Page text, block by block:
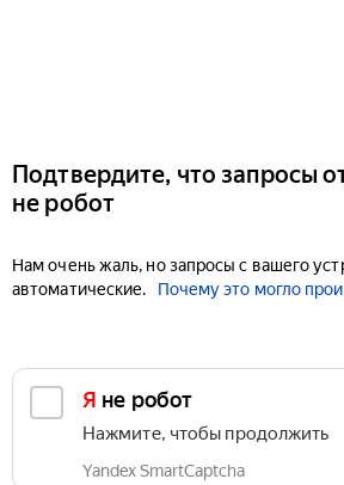
Подтвердите, что запросы
не робот
Нам очень жаль, но запросы с вашего
автоматические.
Почему это могло
Я не робот
Нажмите, чтобы продолжить
Yandex SmartCaptcha